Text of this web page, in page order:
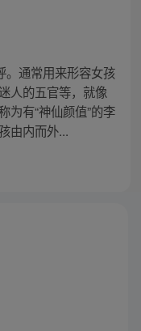
。通常用来形容女孩
人的五官等，就像
为有“神仙颜值”的李
由内而外...